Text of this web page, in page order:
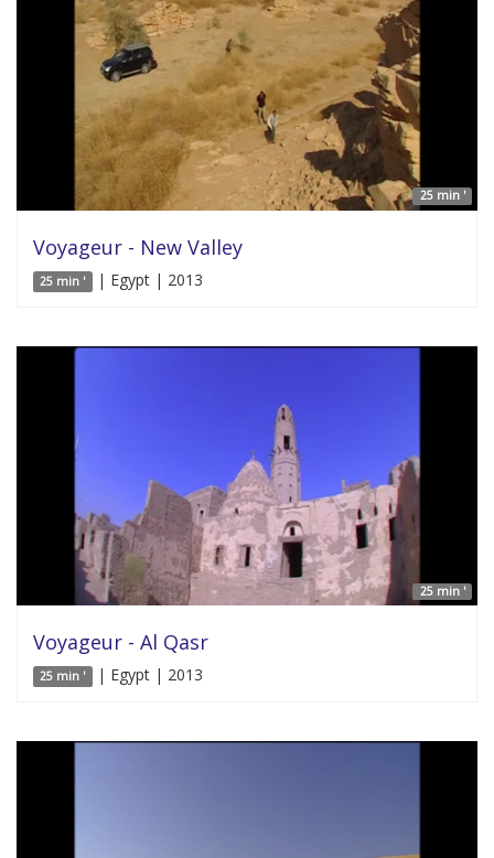
25 min '
Voyageur - New Valley
25 min ' | Egypt | 2013
25 min '
Voyageur - Al Qasr
25 min ' | Egypt | 2013